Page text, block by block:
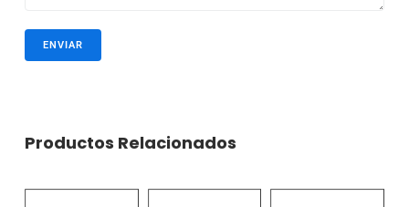
Productos Relacionados